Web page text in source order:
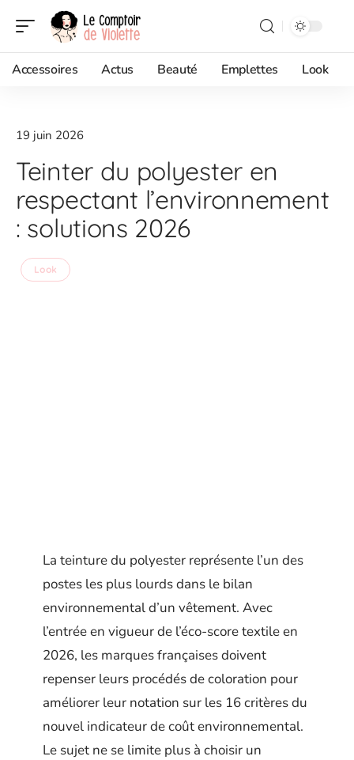
Accessoires Actus Beauté Emplettes Look
19 juin 2026
Teinter du polyester en
respectant l’environnement
: solutions 2026
Look
La teinture du polyester représente l’un des
postes les plus lourds dans le bilan
environnemental d’un vêtement. Avec
l’entrée en vigueur de l’éco-score textile en
2026, les marques françaises doivent
repenser leurs procédés de coloration pour
améliorer leur notation sur les 16 critères du
nouvel indicateur de coût environnemental.
Le sujet ne se limite plus à choisir un